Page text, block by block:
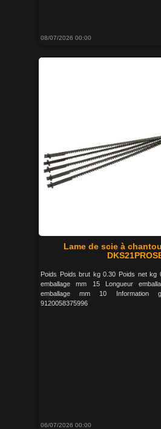
08/07/2026 00:00
Lame de scie à
Poids Poids brut kg 0.30 Poids net kg
emballage mm 15 Longueur
emballage mm 10 Information
9120058375996
06/07/2026 00:00